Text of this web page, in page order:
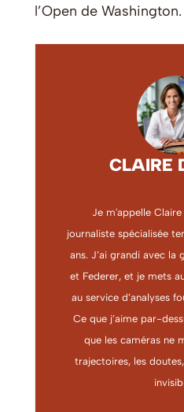
l’Open de Washington.
CLAIRE
Je m'appelle
journaliste spécialisée
ans. J’ai grandi avec la
et Federer, et je mets
au service d’analyses
Ce que j’aime par-
que les caméras ne
trajectoires, les